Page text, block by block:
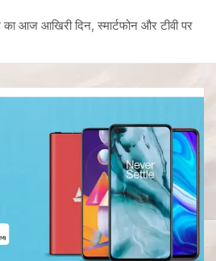
आज आखिरी दिन, स्मार्टफोन और टीवी पर